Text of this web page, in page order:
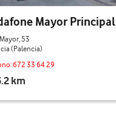
Mayor Principal
53
(Palencia)
672 33 64 29
km